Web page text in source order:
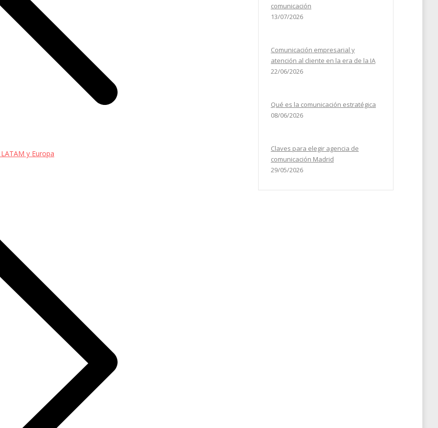
y Europa
comunicación
13/07/2026
Comunicación empresarial y
atención al cliente en la era de la IA
22/06/2026
Qué es la comunicación estratégica
08/06/2026
Claves para elegir agencia de
comunicación Madrid
29/05/2026